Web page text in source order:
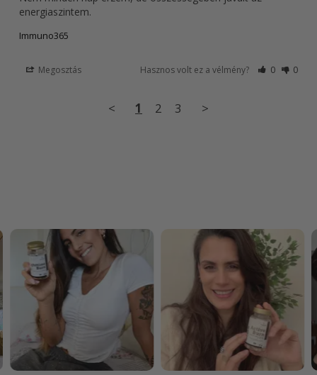
energiaszintem.
Immuno365
Megosztás Hasznos volt ez a vélmény? 0 0
< 1 2 3 >